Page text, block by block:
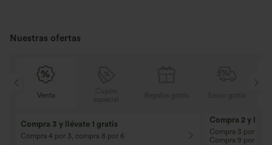
Nuestras ofertas
Venta
Compra 3 y llévate 1 gratis
Compra 4 por 3, compra 8 por 6
Compra 2 y
Compra 3 por 2,
Compra 9 por 6